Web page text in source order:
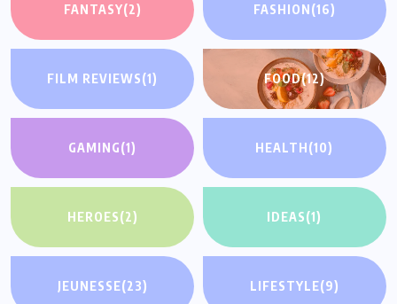
FANTASY(2) FASHION(16)
FILM REVIEWS(1) FOOD(12)
GAMING(1) HEALTH(10)
HEROES(2) IDEAS(1)
JEUNESSE(23) LIFESTYLE(9)